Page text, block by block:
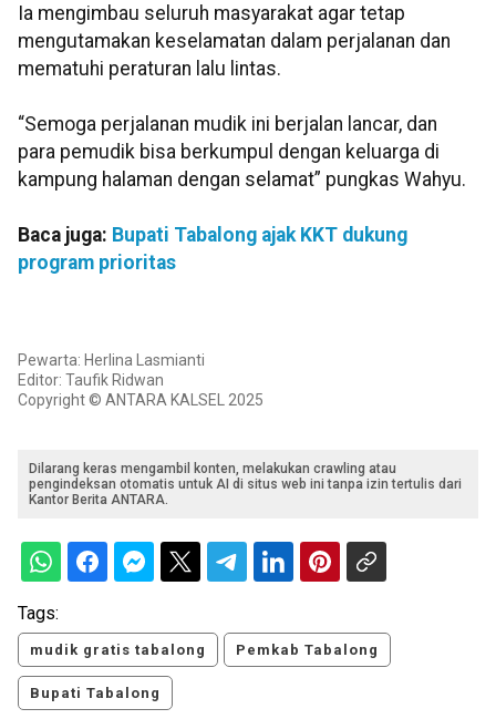
Ia mengimbau seluruh masyarakat agar tetap
mengutamakan keselamatan dalam perjalanan dan
mematuhi peraturan lalu lintas.
“Semoga perjalanan mudik ini berjalan lancar, dan
para pemudik bisa berkumpul dengan keluarga di
kampung halaman dengan selamat” pungkas Wahyu.
Baca juga: Bupati Tabalong ajak KKT dukung
program prioritas
Pewarta: Herlina Lasmianti
Editor: Taufik Ridwan
Copyright © ANTARA KALSEL 2025
Dilarang keras mengambil konten, melakukan crawling atau
pengindeksan otomatis untuk AI di situs web ini tanpa izin tertulis dari
Kantor Berita ANTARA.
Tags:
mudik gratis tabalong Pemkab Tabalong
Bupati Tabalong